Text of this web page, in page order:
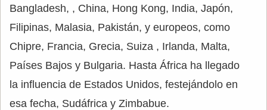
Bangladesh, , China, Hong Kong, India, Japón,
Filipinas, Malasia, Pakistán, y europeos, como
Chipre, Francia, Grecia, Suiza , Irlanda, Malta,
Países Bajos y Bulgaria. Hasta África ha llegado
la influencia de Estados Unidos, festejándolo en
esa fecha, Sudáfrica y Zimbabue.